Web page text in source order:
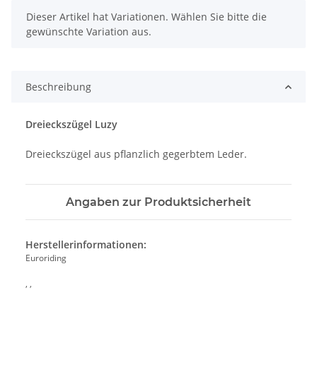
x
Dieser Artikel hat Variationen. Wählen Sie bitte die
gewünschte Variation aus.
Beschreibung
Dreieckszügel Luzy
Dreieckszügel aus pflanzlich gegerbtem Leder.
Angaben zur Produktsicherheit
Herstellerinformationen:
Euroriding
, ,